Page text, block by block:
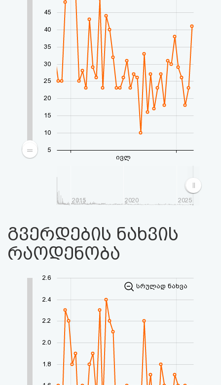
2015 2020 2025
ივლ
5
10
15
20
25
30
35
40
45
გვერდების ნახვის
რაოდენობა
1.8
2.0
2.2
2.4
2.6
სრულად ნახვა